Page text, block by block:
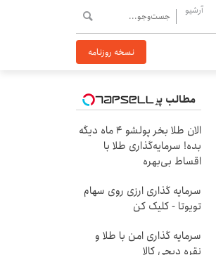
آرشیو
نسخه روزنامه
مطالب پیشنهادی
الان طلا بخر پولشو 4 ماه دیگه
بده! سرمایه‌گذاری طلا با
اقساط بی‌بهره
سرمایه گذاری ارزی روی سهام
تویوتا - کلیک کن
سرمایه گذاری امن با طلا و
نقره دیجی کالا